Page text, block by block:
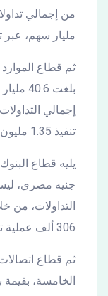
مليار سهم، عبر تنفيذ 1.36 مليون
ثم قطاع الموارد
تنفيذ 1.35 مليون عملية تداول.
306 ألف عملية تداول.
ثم قطاع اتصالات